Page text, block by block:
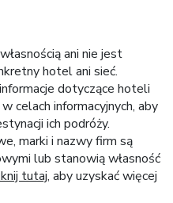
ani nie jest
hotel ani sieć.
dotyczące hoteli
celach informacyjnych, aby
ich podróży.
marki i nazwy firm są
lub stanowią własność
tutaj, aby uzyskać więcej